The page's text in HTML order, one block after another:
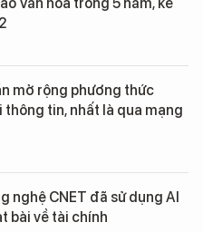
mở rộng phương thức
thông tin, nhất là qua mạng
nghệ CNET đã sử dụng AI
bài về tài chính